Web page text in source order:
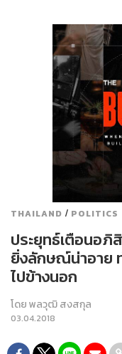
THAILAND / POLITICS
ประยุทธ์เตือนอ
ยิ่งลักษณ์น่าอาย
ไปข้างนอก
โดยพลวุฒิ สงสกุล
03.04.2018